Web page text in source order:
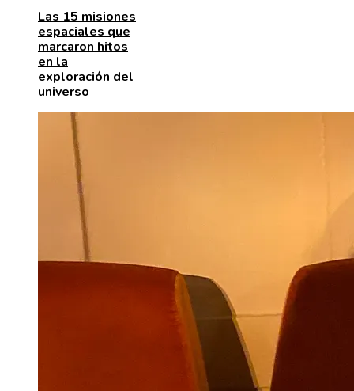
Las 15 misiones
espaciales que
marcaron hitos
en la
exploración del
universo